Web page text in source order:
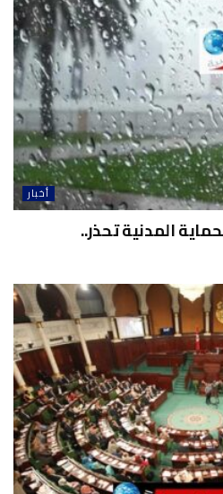
أخبار
المدنية تحذر..